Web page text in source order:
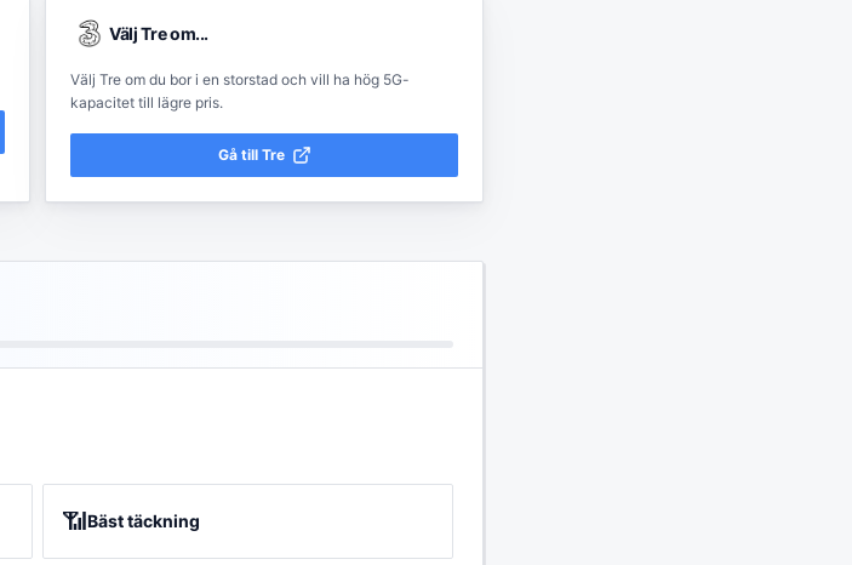
VäljTreom...
Välj Tre om du bor i en storstad och vill ha hög 5G-
kapacitet till lägre pris.
Gå till Tre
📶Bäst täckning